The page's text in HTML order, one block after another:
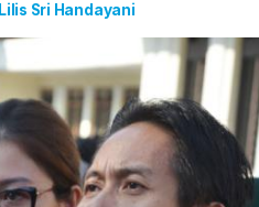
Lilis Sri Handayani